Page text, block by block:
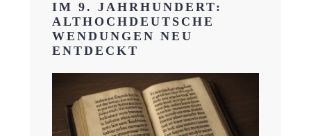
IM 9. JAHRHUNDERT:
ALTHOCHDEUTSCHE
WENDUNGEN NEU
ENTDECKT